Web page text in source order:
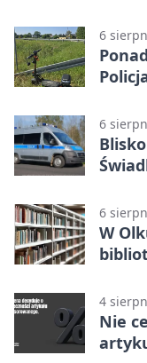
6
6
6
W
4
Nie